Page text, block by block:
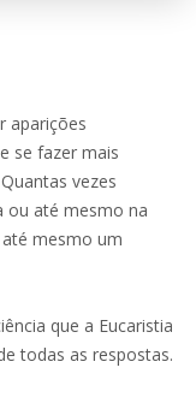
aparições
se fazer mais
vezes
ou até mesmo na
mesmo um
que a Eucaristia
todas as respostas.